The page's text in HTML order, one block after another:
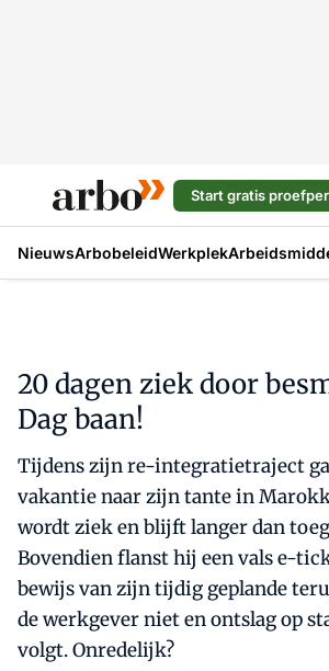
Start gratis
NieuwsArbobeleidWerkplek
20 dagen ziek door
Dag baan!
Tijdens zijn re-integratietraject
vakantie naar zijn tante in
wordt ziek en blijft langer dan
Bovendien flanst hij een vals e-
bewijs van zijn tijdig geplande
de werkgever niet en ontslag op
volgt. Onredelijk?